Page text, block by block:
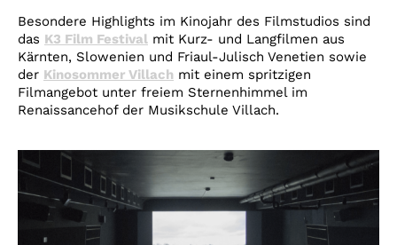
Besondere Highlights im Kinojahr des Filmstudios sind
das K3 Film Festival mit Kurz- und Langfilmen aus
Kärnten, Slowenien und Friaul-Julisch Venetien sowie
der Kinosommer Villach mit einem spritzigen
Filmangebot unter freiem Sternenhimmel im
Renaissancehof der Musikschule Villach.